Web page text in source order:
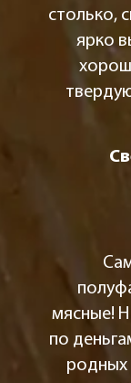
столько,
ярко
мясные!
по
родных